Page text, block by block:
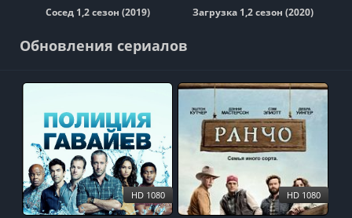
Сосед 1,2 сезон (2019) Загрузка 1,2 сезон (2020)
Обновления сериалов
HD 1080 HD 1080